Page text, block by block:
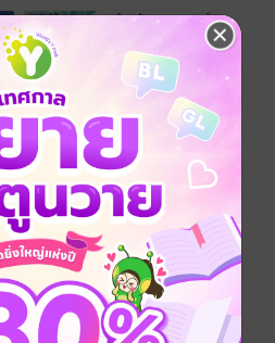
Infinity ปฐมบทจ้าวนักรบกลียุค
นยิ่งใหญ่และยาวนานข้าม
TIGERSHARK INFINITY ปฐม
องราวในภาคนี้จะทำให้ท่านผู้